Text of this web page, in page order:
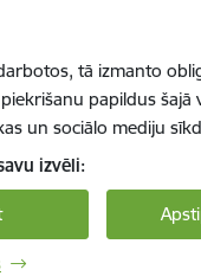
tā izmanto
papildus šajā
un sociālo mediju
izvēli: